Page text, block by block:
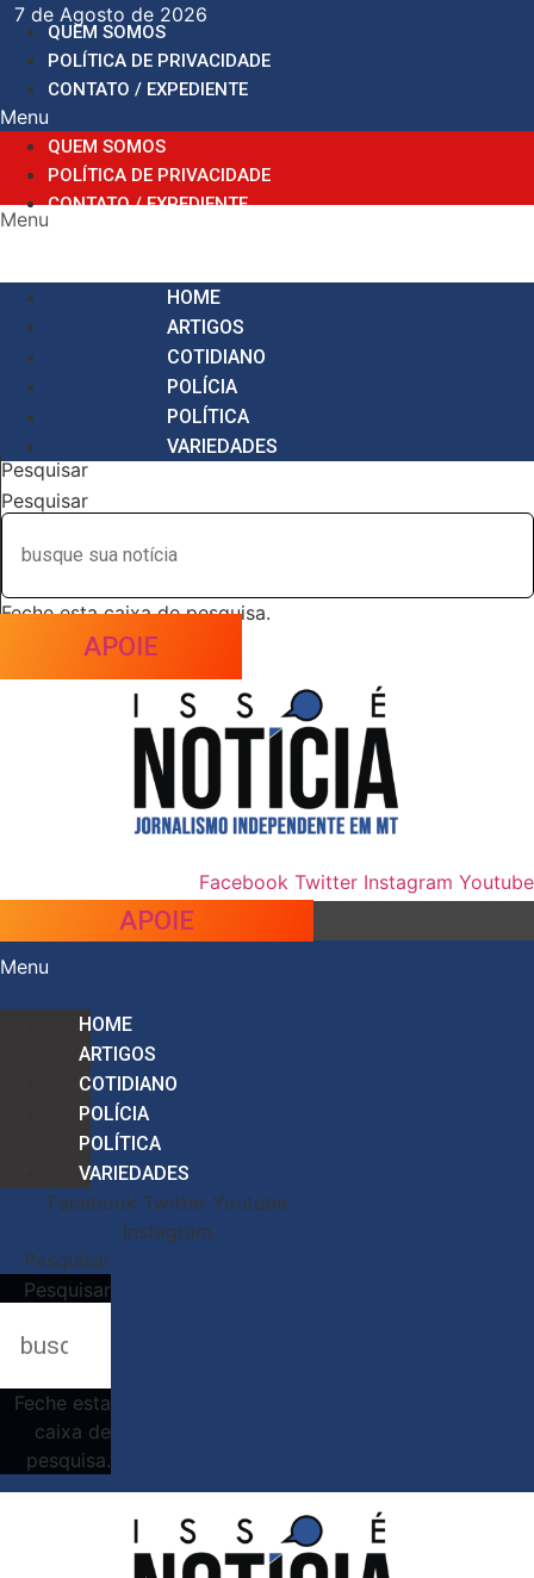
para
conteúdo
7 de Agosto de 2026
QUEM SOMOS
POLÍTICA DE PRIVACIDADE
CONTATO / EXPEDIENTE
Menu
QUEM SOMOS
POLÍTICA DE PRIVACIDADE
CONTATO / EXPEDIENTE
Menu
HOME
ARTIGOS
COTIDIANO
POLÍCIA
POLÍTICA
VARIEDADES
Pesquisar
Pesquisar
Feche esta caixa de pesquisa.
APOIE
Facebook Twitter Instagram Youtube
APOIE
Menu
HOME
ARTIGOS
COTIDIANO
POLÍCIA
POLÍTICA
VARIEDADES
Facebook Twitter Youtube
Instagram
Pesquisar
Pesquisar
Feche esta
caixa de
pesquisa.